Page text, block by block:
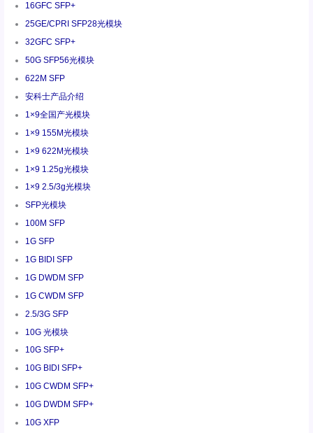
16GFC SFP+
25GE/CPRI SFP28光模块
32GFC SFP+
50G SFP56光模块
622M SFP
安科士产品介绍
1×9全国产光模块
1×9 155M光模块
1×9 622M光模块
1×9 1.25g光模块
1×9 2.5/3g光模块
SFP光模块
100M SFP
1G SFP
1G BIDI SFP
1G DWDM SFP
1G CWDM SFP
2.5/3G SFP
10G 光模块
10G SFP+
10G BIDI SFP+
10G CWDM SFP+
10G DWDM SFP+
10G XFP